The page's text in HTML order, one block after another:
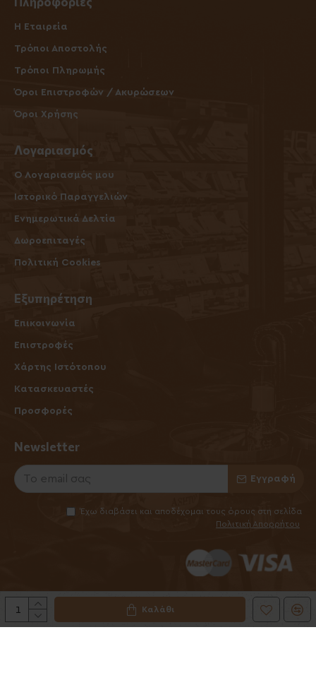
Καλάθι
Η Εταιρεία
Τρόποι Αποστολής
Τρόποι Πληρωμής
Όροι Επιστροφών / Ακυρώσεων
Όροι Χρήσης
Λογαριασμός
O Λογαριασμός μου
Ιστορικό Παραγγελιών
Ενημερωτικά Δελτία
Δωροεπιταγές
Πολιτική Cookies
Εξυπηρέτηση
Επικοινωνία
Επιστροφές
Χάρτης Ιστότοπου
Κατασκευαστές
Προσφορές
Newsletter
Εγγραφή
Έχω διαβάσει και αποδέχομαι τους όρους στη σελίδα
Πολιτική Απορρήτου